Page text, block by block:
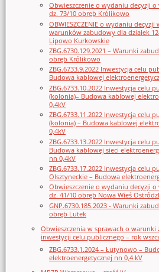
Obwieszczenie o wydaniu decyzji
dz. 73/10 obręb Królikowo
OBWIESZCZENIE o wydaniu
warunków zabudowy dla działek
Lipowo Kurkowskie
ZBG.6730.129.2021 – Warunki
obręb Królikowo
ZBG.6733.9.2022 Inwestycja celu
Budowa kablowej
ZBG.6733.10.2022 Inwestycja celu
(kolonia)– Budowa kablowej
0,4kV
ZBG.6733.11.2022 Inwestycja celu
(kolonia) – Budowa kablowej
0,4kV
ZBG.6733.13.2022 Inwestycja celu
Budowa kablowej sieci
nn 0,4kV
ZBG.6733.17.2022 Inwestycja celu
Olsztyneckie – Budowa
Obwieszczenie o wydaniu decyzji
dz. 41/10 obręb Nowa Wieś
GNP.6730.185.2023 - Warunki
obręb Lutek
Obwieszczenia w sprawach o
inwestycji celu publicznego – rok
ZBG.6733.1.2024 – Łutynowo –
elektroenergetycznej nn 0,4 kV